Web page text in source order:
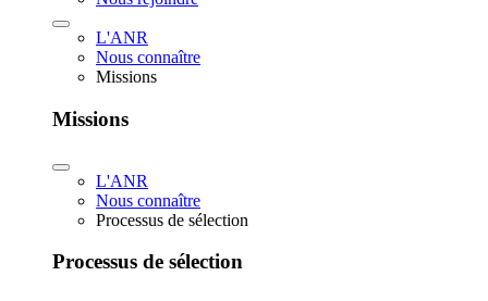
L'ANR
Nous connaître
Missions
Missions
L'ANR
Nous connaître
Processus de sélection
Processus de sélection